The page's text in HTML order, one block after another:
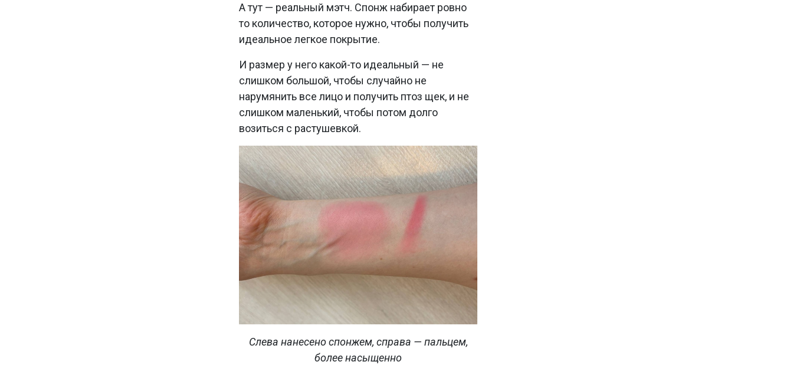
А тут — реальный мэтч. Спонж набирает ровно
то количество, которое нужно, чтобы получить
идеальное легкое покрытие.
И размер у него какой-то идеальный — не
слишком большой, чтобы случайно не
нарумянить все лицо и получить птоз щек, и не
слишком маленький, чтобы потом долго
возиться с растушевкой.
Слева нанесено спонжем, справа — пальцем,
более насыщенно